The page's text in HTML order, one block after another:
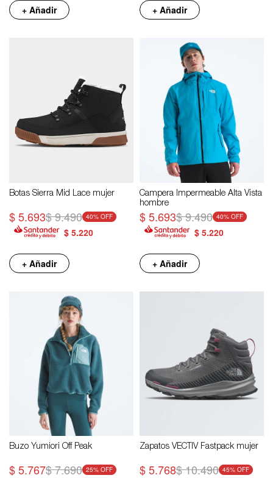
+ Añadir + Añadir
Botas Sierra Mid Lace mujer
$5.693$9.490 40
$ 5.220
+ Añadir
Campera Impermeable Alta Vista
hombre
$5.693$9.490 40
$ 5.220
+ Añadir
Buzo Yumiori Off Peak
$5.767$7.690 25
Zapatos VECTIV Fastpack mujer
$5.768$10.490 45